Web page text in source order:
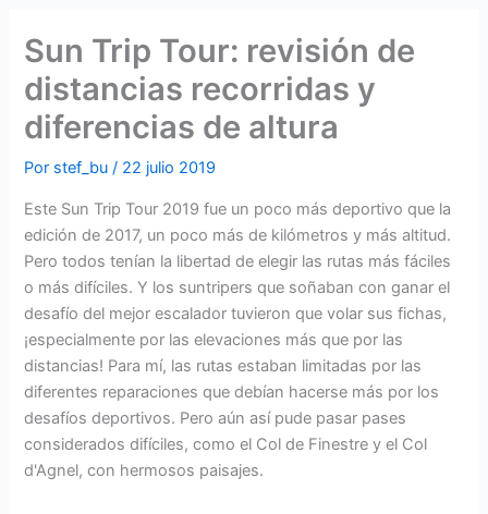
Sun Trip Tour: revisión de
distancias recorridas y
diferencias de altura
Por stef_bu/ 22 julio 2019
Este Sun Trip Tour 2019 fue un poco más deportivo que la
edición de 2017, un poco más de kilómetros y más altitud.
Pero todos tenían la libertad de elegir las rutas más fáciles
o más difíciles. Y los suntripers que soñaban con ganar el
desafío del mejor escalador tuvieron que volar sus fichas,
¡especialmente por las elevaciones más que por las
distancias! Para mí, las rutas estaban limitadas por las
diferentes reparaciones que debían hacerse más por los
desafíos deportivos. Pero aún así pude pasar pases
considerados difíciles, como el Col de Finestre y el Col
d'Agnel, con hermosos paisajes.